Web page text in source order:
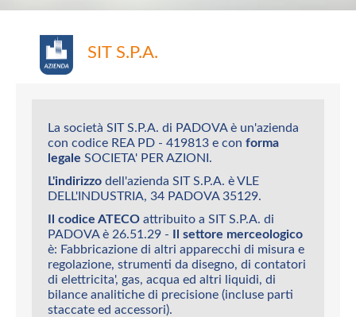
SIT S.P.A.
La società SIT S.P.A. di PADOVA è un'azienda
con codice REA PD - 419813 e con forma
legale SOCIETA' PER AZIONI.
L'indirizzo dell'azienda SIT S.P.A. è VLE
DELL'INDUSTRIA, 34 PADOVA 35129.
Il codice ATECO attribuito a SIT S.P.A. di
PADOVA è 26.51.29 - Il settore merceologico
è: Fabbricazione di altri apparecchi di misura e
regolazione, strumenti da disegno, di contatori
di elettricita', gas, acqua ed altri liquidi, di
bilance analitiche di precisione (incluse parti
staccate ed accessori).